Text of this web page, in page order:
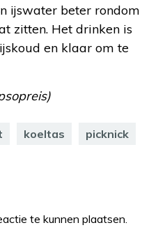
ijswater beter rondom
zitten. Het drinken is
en klaar om te
koeltas picknick
te kunnen plaatsen.